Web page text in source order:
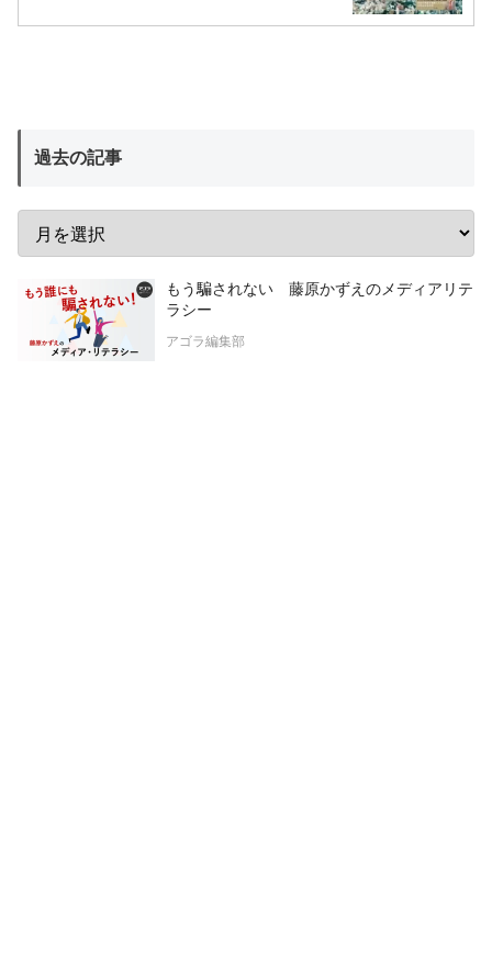
過去の記事
もう騙されない 藤原かずえのメディアリテ
ラシー
アゴラ編集部